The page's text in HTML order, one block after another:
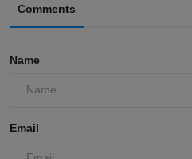
Comments
Name
Email